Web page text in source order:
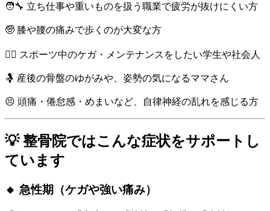
🧑‍🔧 立ち仕事や重いものを扱う職業で疲労が抜けにくい方
🧓 膝や腰の痛みで歩くのが大変な方
🏃‍♂️ スポーツ中のケガ・メンテナンスをしたい学生や社会人
🤱 産後の骨盤のゆがみや、姿勢の気になるママさん
😣 頭痛・倦怠感・めまいなど、自律神経の乱れを感じる方
💡 整骨院ではこんな症状をサポートし
ています
🔸 急性期（ケガや強い痛み）